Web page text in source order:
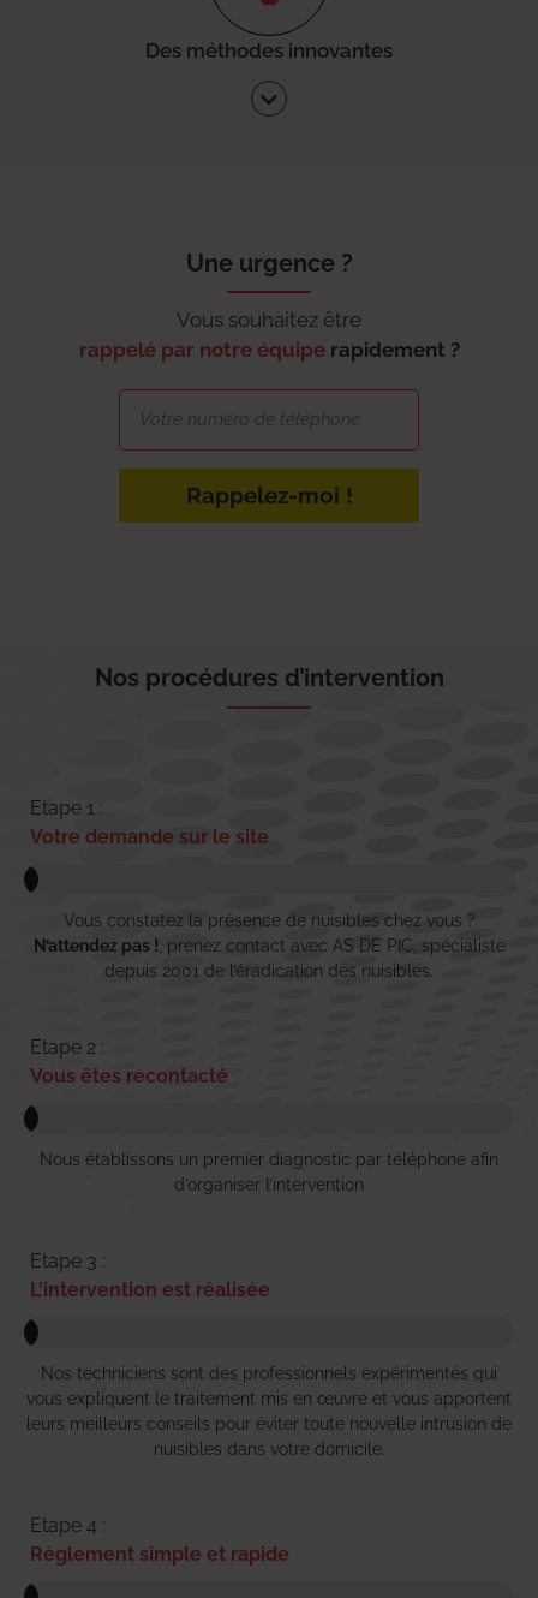
Des méthodes innovantes
Une urgence ?
Vous souhaitez être
rappelé par notre équipe rapidement ?
Rappelez-moi !
Nos procédures d’intervention
Etape 1 :
Votre demande sur le site
Vous constatez la présence de nuisibles chez vous ?
N’attendez pas ! , prenez contact avec AS DE PIC, spécialiste
depuis 2001 de l’éradication des nuisibles.
Etape 2 :
Vous êtes recontacté
Nous établissons un premier diagnostic par téléphone afin
d’organiser l’intervention
Etape 3 :
L'intervention est réalisée
Nos techniciens sont des professionnels expérimentés qui
vous expliquent le traitement mis en œuvre et vous apportent
leurs meilleurs conseils pour éviter toute nouvelle intrusion de
nuisibles dans votre domicile.
Etape 4 :
Règlement simple et rapide